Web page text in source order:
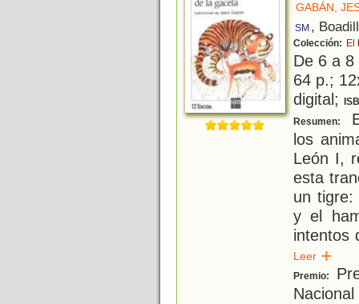
GABÁN,
SM ,
Colección: El
De 6 a
64 p.;
digital;
Resumen:
los
León I,
esta
un tigre:
y el
intentos
Leer
Premio: